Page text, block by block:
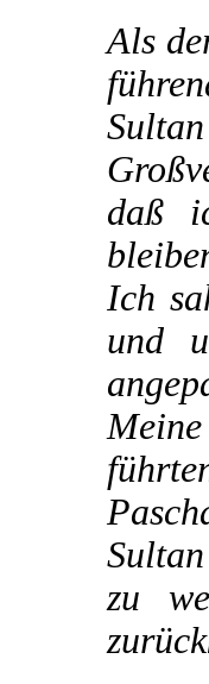
Als
daß
Ich
und
zu